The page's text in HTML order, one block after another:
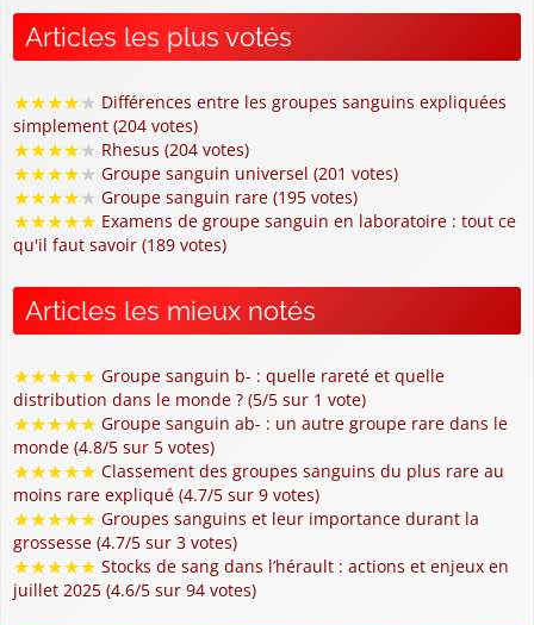
Articles les plus votés
★★★★★ Différences entre les groupes sanguins expliquées
simplement (204 votes)
★★★★★ Rhesus (204 votes)
★★★★★ Groupe sanguin universel (201 votes)
★★★★★ Groupe sanguin rare (195 votes)
★★★★★ Examens de groupe sanguin en laboratoire : tout ce
qu'il faut savoir (189 votes)
Articles les mieux notés
★★★★★ Groupe sanguin b- : quelle rareté et quelle
distribution dans le monde ? (5/5 sur 1 vote)
★★★★★ Groupe sanguin ab- : un autre groupe rare dans le
monde (4.8/5 sur 5 votes)
★★★★★ Classement des groupes sanguins du plus rare au
moins rare expliqué (4.7/5 sur 9 votes)
★★★★★ Groupes sanguins et leur importance durant la
grossesse (4.7/5 sur 3 votes)
★★★★★ Stocks de sang dans l’hérault : actions et enjeux en
juillet 2025 (4.6/5 sur 94 votes)